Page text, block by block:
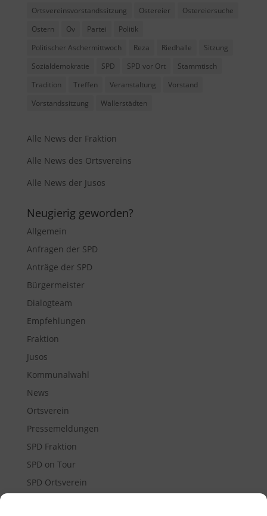
Ortsvereinsvorstandssitzung
Ostereier
Ostereiersuche
Ostern
Ov Partei
Politik
Politischer Aschermittwoch
Reza Riedhalle
Sitzung
Sozialdemokratie
SPD SPD vor Ort
Stammtisch
Tradition
Treffen Veranstaltung
Vorstand
Vorstandssitzung
Wallerstädten
Alle News der Fraktion
Alle News des Ortsvereins
Alle News der Jusos
Neugierig geworden?
Allgemein
Anfragen der SPD
Anträge der SPD
Bürgermeister
Dialogteam
Empfehlungen
Fraktion
Jusos
Kommunalwahl
News
Ortsverein
Pressemeldungen
SPD Fraktion
SPD on Tour
SPD Ortsverein